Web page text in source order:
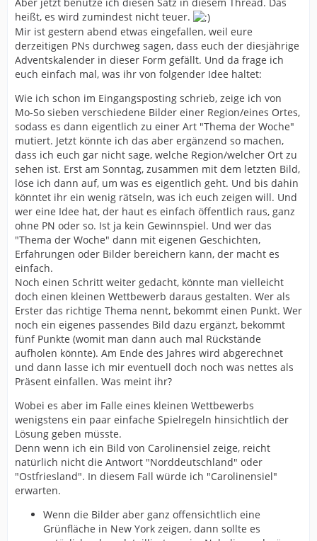
heißt, es wird zumindest nicht teuer.
Mir ist gestern abend etwas eingefallen, weil eure
derzeitigen PNs durchweg sagen, dass euch der diesjährige
Adventskalender in dieser Form gefällt. Und da frage ich
euch einfach mal, was ihr von folgender Idee haltet:
Wie ich schon im Eingangsposting schrieb, zeige ich von
Mo-So sieben verschiedene Bilder einer Region/eines Ortes,
sodass es dann eigentlich zu einer Art "Thema der Woche"
mutiert. Jetzt könnte ich das aber ergänzend so machen,
dass ich euch gar nicht sage, welche Region/welcher Ort zu
sehen ist. Erst am Sonntag, zusammen mit dem letzten Bild,
löse ich dann auf, um was es eigentlich geht. Und bis dahin
könntet ihr ein wenig rätseln, was ich euch zeigen will. Und
wer eine Idee hat, der haut es einfach öffentlich raus, ganz
ohne PN oder so. Ist ja kein Gewinnspiel. Und wer das
"Thema der Woche" dann mit eigenen Geschichten,
Erfahrungen oder Bilder bereichern kann, der macht es
einfach.
Noch einen Schritt weiter gedacht, könnte man vielleicht
doch einen kleinen Wettbewerb daraus gestalten. Wer als
Erster das richtige Thema nennt, bekommt einen Punkt. Wer
noch ein eigenes passendes Bild dazu ergänzt, bekommt
fünf Punkte (womit man dann auch mal Rückstände
aufholen könnte). Am Ende des Jahres wird abgerechnet
und dann lasse ich mir eventuell doch noch was nettes als
Präsent einfallen. Was meint ihr?
Wobei es aber im Falle eines kleinen Wettbewerbs
wenigstens ein paar einfache Spielregeln hinsichtlich der
Lösung geben müsste.
Denn wenn ich ein Bild von Carolinensiel zeige, reicht
natürlich nicht die Antwort "Norddeutschland" oder
"Ostfriesland". In diesem Fall würde ich "Carolinensiel"
erwarten.
Wenn die Bilder aber ganz offensichtlich eine
Grünfläche in New York zeigen, dann sollte es